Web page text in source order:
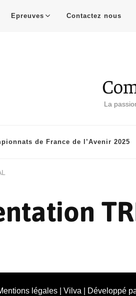
Epreuves Contactez nous
La
de France de l’Avenir 2025
légales Vilva | Développé